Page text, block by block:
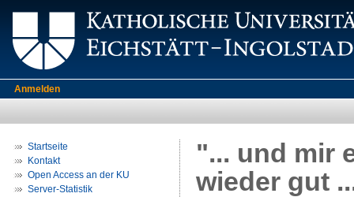
Anmelden
Startseite
Kontakt
Open Access an der KU
Server-Statistik
"... und mir
wieder gut